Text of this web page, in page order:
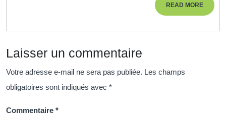
Naturelle
READ MOREREAD
MORE
Laisser un commentaire
Votre adresse e-mail ne sera pas publiée. Les champs
obligatoires sont indiqués avec *
Commentaire *